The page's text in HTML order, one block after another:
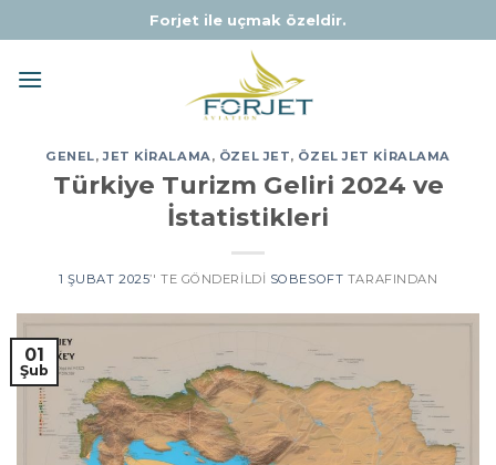
to
content
Forjet ile uçmak özeldir.
GENEL,JET KIRALAMA, ÖZEL JET, ÖZEL JET KIRALAMA
Türkiye Turizm Geliri 2024 ve
İstatistikleri
1 ŞUBAT 2025’' TE GÖNDERILDI SOBESOFT TARAFINDAN
01
Şub